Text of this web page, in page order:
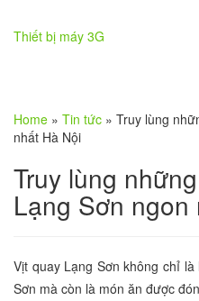
Thiết bị máy 3G
Home » Tin tức » Truy lùng
nhất Hà Nội
Truy lùng
Lạng Sơn ngon
Vịt quay Lạng Sơn không chỉ
Sơn mà còn là món ăn được